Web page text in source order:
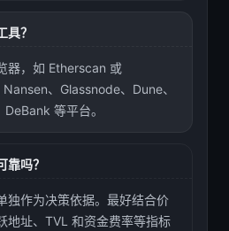
具？
器，如 Etherscan 或
、Glassnode、Dune、
等平台。
靠吗？
独作为决策依据。最好结合价
地址、TVL 和资金费率等指标